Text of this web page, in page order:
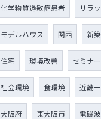
化学物質過敏症患者 リラ
モデルハウス 関西 新
住宅 環境改善 セミナー
社会環境 食環境 近畿
大阪府 東大阪市 電磁